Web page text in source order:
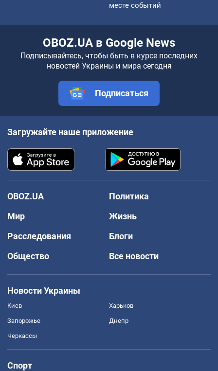
месте событий
OBOZ.UA в Google News
Подписывайтесь, чтобы быть в курсе последних
новостей Украины и мира сегодня
Подписаться
Загружайте наше приложение
OBOZ.UA
Политика
Мир
Жизнь
Расследования
Блоги
Общество
Все новости
Новости Украины
Киев Харьков
Запорожье Днепр
Черкассы
Спорт